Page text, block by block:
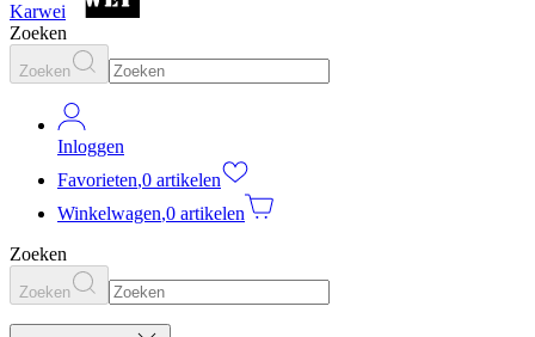
Karwei
Zoeken
Zoeken
Inloggen
Favorieten,0 artikelen
Winkelwagen,0 artikelen
Zoeken
Zoeken